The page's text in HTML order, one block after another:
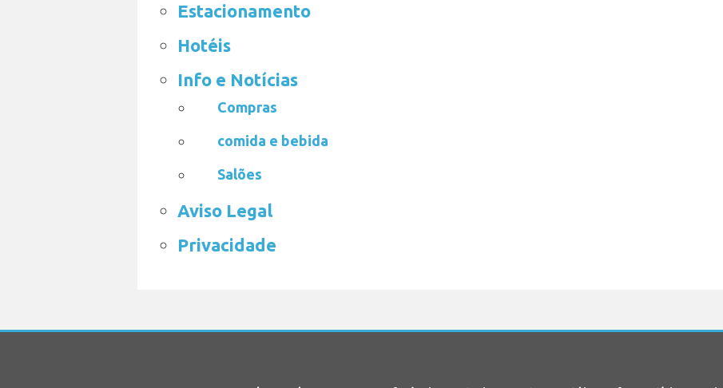
Estacionamento
Hotéis
Info e Notícias
Compras
comida e bebida
Salões
Aviso Legal
Privacidade